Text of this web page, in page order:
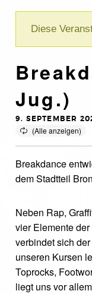
Diese
Jug.)
9. SEPTEMBER
Breakdance
dem Stadtteil
Neben Rap,
vier Elemente
verbindet sich
unseren Kursen
Toprocks,
liegt uns vor